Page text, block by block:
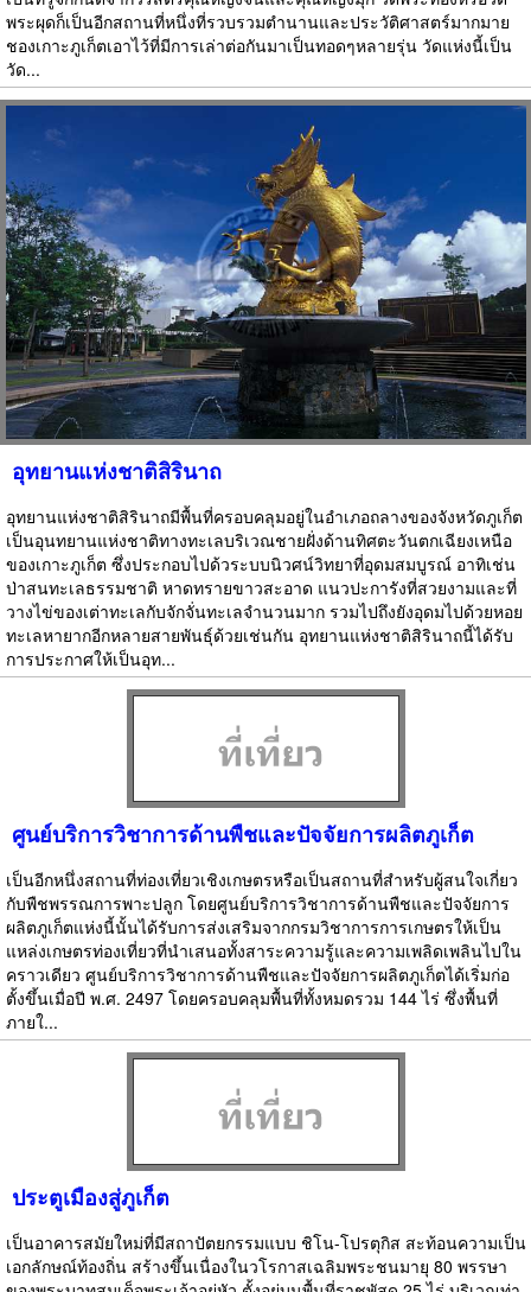
พระผุดก็เป็นอีกสถานที่หนึ่งที่รวบรวมตำนานและประวัติศาสตร์มากมาย
ชองเกาะภูเก็ตเอาไว้ที่มีการเล่าต่อกันมาเป็นทอดๆหลายรุ่น วัดแห่งนี้เป็น
วัด...
อุทยานแห่งชาติสิรินาถ
อุทยานแห่งชาติสิรินาถมีพื้นที่ครอบคลุมอยู่ในอำเภอถลางของจังหวัดภูเก็ต
เป็นอุนทยานแห่งชาติทางทะเลบริเวณชายฝั่งด้านทิศตะวันตกเฉียงเหนือ
ของเกาะภูเก็ต ซึ่งประกอบไปด้วระบบนิวศน์วิทยาที่อุดมสมบูรณ์ อาทิเช่น
ป่าสนทะเลธรรมชาติ หาดทรายขาวสะอาด แนวปะการังที่สวยงามและที่
วางไข่ของเต่าทะเลกับจักจั่นทะเลจำนวนมาก รวมไปถึงยังอุดมไปด้วยหอย
ทะเลหายากอีกหลายสายพันธุ์ด้วยเช่นกัน อุทยานแห่งชาติสิรินาถนี้ได้รับ
การประกาศให้เป็นอุท...
ศูนย์บริการวิชาการด้านพืชและปัจจัยการผลิตภูเก็ต
เป็นอีกหนึ่งสถานที่ท่องเที่ยวเชิงเกษตรหรือเป็นสถานที่สำหรับผู้สนใจเกี่ยว
กับพืชพรรณการพาะปลูก โดยศูนย์บริการวิชาการด้านพืชและปัจจัยการ
ผลิตภูเก็ตแห่งนี้นั้นได้รับการส่งเสริมจากกรมวิชาการการเกษตรให้เป็น
แหล่งเกษตรท่องเที่ยวที่นำเสนอทั้งสาระความรู้และความเพลิดเพลินไปใน
คราวเดียว ศูนย์บริการวิชาการด้านพืชและปัจจัยการผลิตภูเก็ตได้เริ่มก่อ
ตั้งขึ้นเมื่อปี พ.ศ. 2497 โดยครอบคลุมพื้นที่ทั้งหมดรวม 144 ไร่ ซึ่งพื้นที่
ภายใ...
ประตูเมืองสู่ภูเก็ต
เป็นอาคารสมัยใหม่ที่มีสถาปัตยกรรมแบบ ชิโน-โปรตุกิส สะท้อนความเป็น
เอกลักษณ์ท้องถิ่น สร้างขึ้นเนื่องในวโรกาสเฉลิมพระชนมายุ 80 พรรษา